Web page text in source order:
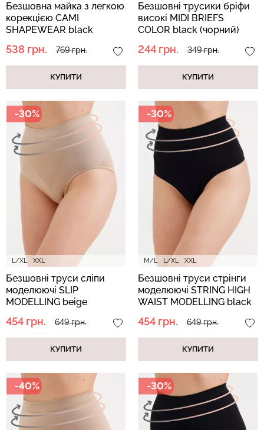
Безшовна майка з легкою
корекцією CAMI
SHAPEWEAR black
538 грн. 769 грн.
КУПИТИ
Безшовні трусики бріфи
високі MIDI BRIEFS
COLOR black (чорний)
244 грн. 349 грн.
КУПИТИ
L/XL XXL
-30%
Безшовні труси сліпи
моделюючі SLIP
MODELLING beige
454 грн. 649 грн.
КУПИТИ
M/L L/XL XXL
-30%
Безшовні труси стрінги
моделюючі STRING HIGH
WAIST MODELLING black
454 грн. 649 грн.
КУПИТИ
-40% -30%
Топ на бретелях в рубчик
CAMI TOP RIB black
(чорний) Giulia
299 грн.
499 грн.
Безшовний топ на
бретелях CAMI TOP
(білий) Giulia
279 грн.
Безшовний топ з легкою
корекцією BRA
SHAPEWEAR nude
(бежевий) Giulia
Велосипедки з пуш-ап
ефектом безшовні
TRACKS SHAPE black
(чорний) Giulia